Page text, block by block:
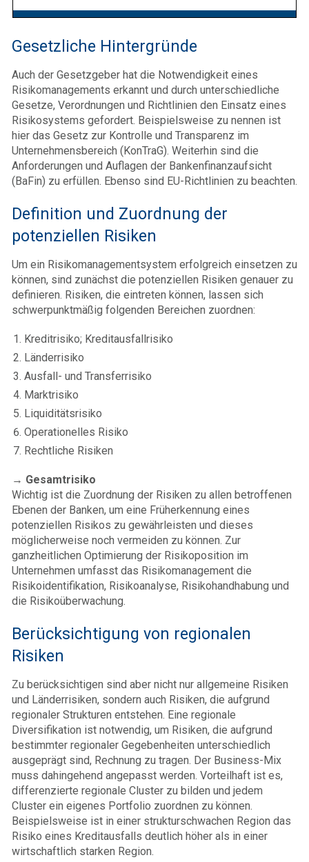
Gesetzliche Hintergründe
Auch der Gesetzgeber hat die Notwendigkeit eines
Risikomanagements erkannt und durch unterschiedliche
Gesetze, Verordnungen und Richtlinien den Einsatz eines
Risikosystems gefordert. Beispielsweise zu nennen ist
hier das Gesetz zur Kontrolle und Transparenz im
Unternehmensbereich (KonTraG). Weiterhin sind die
Anforderungen und Auflagen der Bankenfinanzaufsicht
(BaFin) zu erfüllen. Ebenso sind EU-Richtlinien zu beachten.
Definition und Zuordnung der
potenziellen Risiken
Um ein Risikomanagementsystem erfolgreich einsetzen zu
können, sind zunächst die potenziellen Risiken genauer zu
definieren. Risiken, die eintreten können, lassen sich
schwerpunktmäßig folgenden Bereichen zuordnen:
Kreditrisiko; Kreditausfallrisiko
Länderrisiko
Ausfall- und Transferrisiko
Marktrisiko
Liquiditätsrisiko
Operationelles Risiko
Rechtliche Risiken
→ Gesamtrisiko
Wichtig ist die Zuordnung der Risiken zu allen betroffenen
Ebenen der Banken, um eine Früherkennung eines
potenziellen Risikos zu gewährleisten und dieses
möglicherweise noch vermeiden zu können. Zur
ganzheitlichen Optimierung der Risikoposition im
Unternehmen umfasst das Risikomanagement die
Risikoidentifikation, Risikoanalyse, Risikohandhabung und
die Risikoüberwachung.
Berücksichtigung von regionalen
Risiken
Zu berücksichtigen sind aber nicht nur allgemeine Risiken
und Länderrisiken, sondern auch Risiken, die aufgrund
regionaler Strukturen entstehen. Eine regionale
Diversifikation ist notwendig, um Risiken, die aufgrund
bestimmter regionaler Gegebenheiten unterschiedlich
ausgeprägt sind, Rechnung zu tragen. Der Business-Mix
muss dahingehend angepasst werden. Vorteilhaft ist es,
differenzierte regionale Cluster zu bilden und jedem
Cluster ein eigenes Portfolio zuordnen zu können.
Beispielsweise ist in einer strukturschwachen Region das
Risiko eines Kreditausfalls deutlich höher als in einer
wirtschaftlich starken Region.